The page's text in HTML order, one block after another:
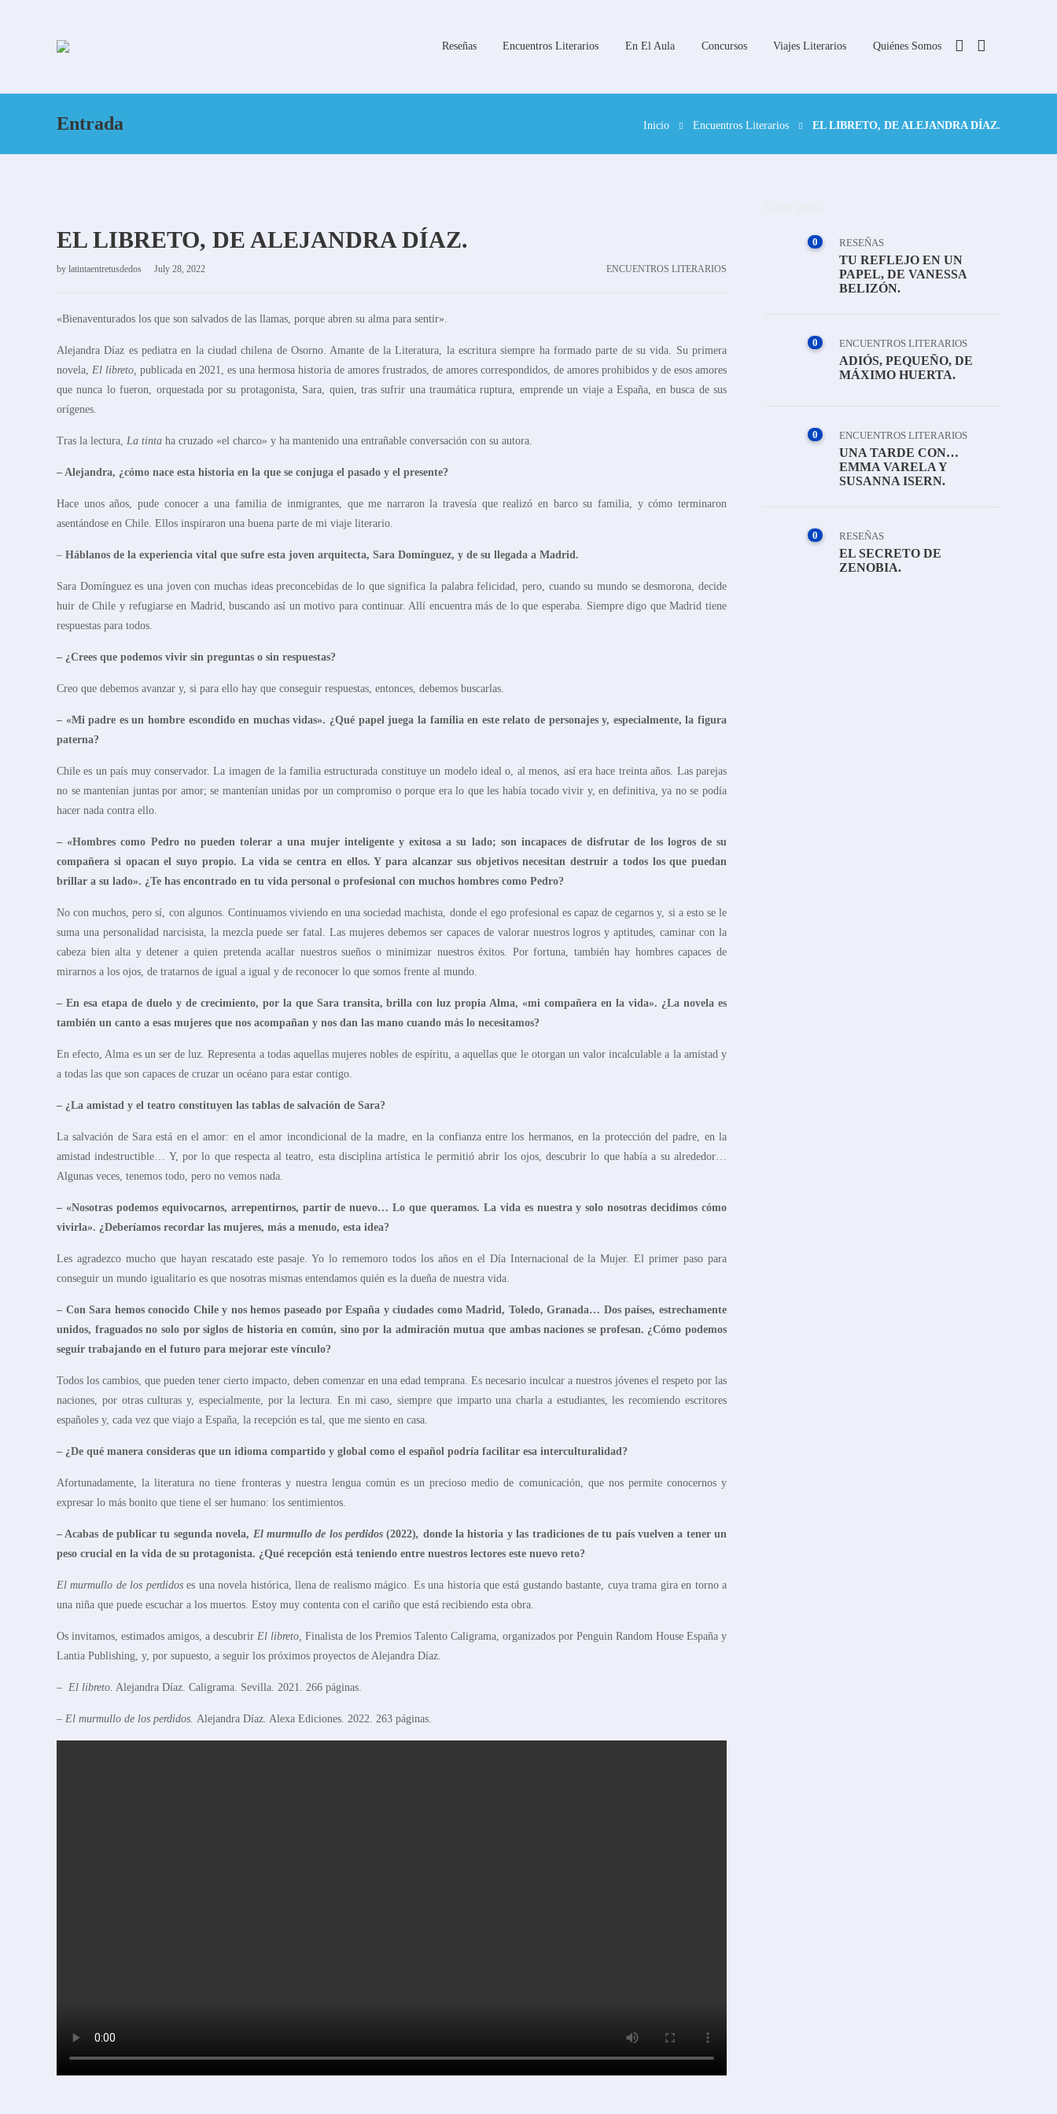
Reseñas Encuentros Literarios En El Aula Concursos Viajes Literarios Quiénes Somos
Entrada Inicio Encuentros Literarios EL LIBRETO, DE ALEJANDRA DÍAZ.
EL LIBRETO, DE ALEJANDRA DÍAZ.
by latintaentretusdedos July 28, 2022 ENCUENTROS LITERARIOS
«Bienaventurados los que son salvados de las llamas, porque abren su alma para sentir».
Alejandra Díaz es pediatra en la ciudad chilena de Osorno. Amante de la Literatura, la escritura siempre ha formado parte de su vida. Su primera
novela, El libreto, publicada en 2021, es una hermosa historia de amores frustrados, de amores correspondidos, de amores prohibidos y de esos amores
que nunca lo fueron, orquestada por su protagonista, Sara, quien, tras sufrir una traumática ruptura, emprende un viaje a España, en busca de sus
orígenes.
Tras la lectura, La tinta ha cruzado «el charco» y ha mantenido una entrañable conversación con su autora.
– Alejandra, ¿cómo nace esta historia en la que se conjuga el pasado y el presente?
Hace unos años, pude conocer a una familia de inmigrantes, que me narraron la travesía que realizó en barco su familia, y cómo terminaron
asentándose en Chile. Ellos inspiraron una buena parte de mi viaje literario.
– Háblanos de la experiencia vital que sufre esta joven arquitecta, Sara Domínguez, y de su llegada a Madrid.
Sara Domínguez es una joven con muchas ideas preconcebidas de lo que significa la palabra felicidad, pero, cuando su mundo se desmorona, decide
huir de Chile y refugiarse en Madrid, buscando así un motivo para continuar. Allí encuentra más de lo que esperaba. Siempre digo que Madrid tiene
respuestas para todos.
– ¿Crees que podemos vivir sin preguntas o sin respuestas?
Creo que debemos avanzar y, si para ello hay que conseguir respuestas, entonces, debemos buscarlas.
– «Mi padre es un hombre escondido en muchas vidas». ¿Qué papel juega la familia en este relato de personajes y, especialmente, la figura
paterna?
Chile es un país muy conservador. La imagen de la familia estructurada constituye un modelo ideal o, al menos, así era hace treinta años. Las parejas
no se mantenían juntas por amor; se mantenían unidas por un compromiso o porque era lo que les había tocado vivir y, en definitiva, ya no se podía
hacer nada contra ello.
– «Hombres como Pedro no pueden tolerarauna mujer inteligente y exitosa a su lado; son incapaces de disfrutar de los logros de su
compañera si opacan el suyo propio. La vida se centra en ellos. Ypara alcanzar sus objetivos necesitan destruir a todos los que puedan
brillar a su lado». ¿Te has encontrado en tu vida personal o profesional con muchos hombres como Pedro?
No con muchos, pero sí, con algunos. Continuamos viviendo en una sociedad machista, donde el ego profesional es capaz de cegarnos y, si a esto se le
suma una personalidad narcisista, la mezcla puede ser fatal. Las mujeres debemos ser capaces de valorar nuestros logros y aptitudes, caminar con la
cabeza bien alta y detener a quien pretenda acallar nuestros sueños o minimizar nuestros éxitos. Por fortuna, también hay hombres capaces de
mirarnos a los ojos, de tratarnos de igual a igual y de reconocer lo que somos frente al mundo.
– En esa etapa de duelo y de crecimiento, por la que Sara transita, brilla con luz propia Alma,«mi compañera en la vida». ¿La novela es
también un canto a esas mujeres que nos acompañan y nos dan las mano cuando más lo necesitamos?
En efecto, Alma es un ser de luz. Representa a todas aquellas mujeres nobles de espíritu, a aquellas que le otorgan un valor incalculable a la amistad y
a todas las que son capaces de cruzar un océano para estar contigo.
– ¿La amistad y el teatro constituyen las tablas de salvación de Sara?
La salvación de Sara está en el amor: en el amor incondicional de la madre, en la confianza entre los hermanos, en la protección del padre, en la
amistad indestructible… Y, por lo que respecta al teatro, esta disciplina artística le permitió abrir los ojos, descubrir lo que había a su alrededor…
Algunas veces, tenemos todo, pero no vemos nada.
– «Nosotras podemos equivocarnos, arrepentirnos, partir de nuevo… Loque queramos. La vida es nuestra y solo nosotras decidimos cómo
vivirla». ¿Deberíamos recordar las mujeres, más a menudo, esta idea?
Les agradezco mucho que hayan rescatado este pasaje. Yo lo rememoro todos los años en el Día Internacional de la Mujer. El primer paso para
conseguir un mundo igualitario es que nosotras mismas entendamos quién es la dueña de nuestra vida.
– Con Sara hemos conocido Chile y nos hemos paseado por España y ciudades comoMadrid, Toledo, Granada… Dos países, estrechamente
unidos, fraguados no solo por siglos de historia en común, sino por la admiración mutua que ambas naciones se profesan. ¿Cómo podemos
seguir trabajando en el futuro para mejorar este vínculo?
Todos los cambios, que pueden tener cierto impacto, deben comenzar en una edad temprana. Es necesario inculcar a nuestros jóvenes el respeto por las
naciones, por otras culturas y, especialmente, por la lectura. En mi caso, siempre que imparto una charla a estudiantes, les recomiendo escritores
españoles y, cada vez que viajo a España, la recepción es tal, que me siento en casa.
– ¿De qué manera consideras que un idioma compartido y global como el español podría facilitar esa interculturalidad?
Afortunadamente, la literatura no tiene fronteras y nuestra lengua común es un precioso medio de comunicación, que nos permite conocernos y
expresar lo más bonito que tiene el ser humano: los sentimientos.
– Acabas de publicar tu segunda novela, El murmullo de los perdidos(2022), donde la historia y las tradiciones de tu país vuelven a tener un
peso crucial en la vida de su protagonista. ¿Qué recepción está teniendo entre nuestros lectores este nuevo reto?
El murmullo de los perdidoses una novela histórica, llena de realismo mágico. Es una historia que está gustando bastante, cuya trama gira en torno a
una niña que puede escuchar a los muertos. Estoy muy contenta con el cariño que está recibiendo esta obra.
Os invitamos, estimados amigos, a descubrir El libreto, Finalista de los Premios Talento Caligrama, organizados por Penguin Random House España y
Lantia Publishing, y, por supuesto, a seguir los próximos proyectos de Alejandra Díaz.
– El libreto. Alejandra Díaz. Caligrama. Sevilla. 2021. 266 páginas.
– El murmullo de los perdidos. Alejandra Díaz. Alexa Ediciones. 2022. 263 páginas.
0 RESEÑAS
TU REFLEJO EN UN
PAPEL, DE VANESSA
BELIZÓN.
0 ENCUENTROS LITERARIOS
ADIÓS, PEQUEÑO, DE
MÁXIMO HUERTA.
0 ENCUENTROS LITERARIOS
UNA TARDE CON…
EMMA VARELA Y
SUSANNA ISERN.
0 RESEÑAS
EL SECRETO DE
ZENOBIA.